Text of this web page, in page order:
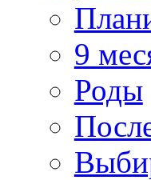
9
Роды